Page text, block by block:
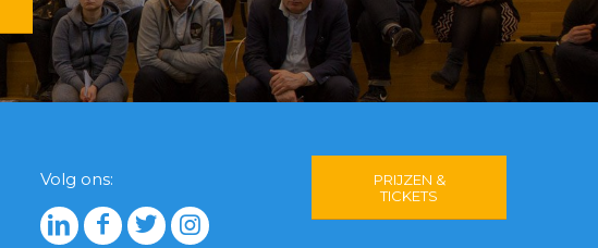
Volg ons:
PRIJZEN &
TICKETS